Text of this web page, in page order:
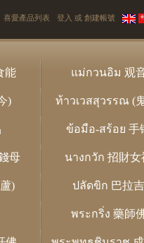
喜愛產品列表 登入 或 創建帳號
能 แม่กวนอิม 观
) ท้าวเวสสุวรรณ (
ข้อมือ-สร้อย 手
母 นางกวัก 招財女
) ปลัดขิก 巴拉吉
พระกริ่ง 藥師